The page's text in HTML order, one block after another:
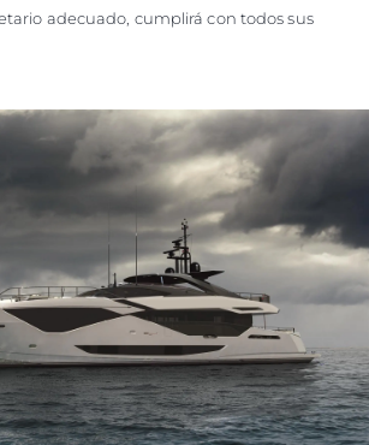
adecuado, cumplirá con todos sus